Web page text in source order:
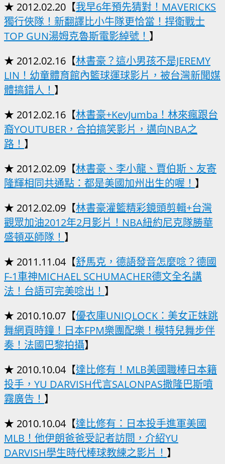
★ 2012.02.20【我早6年預先猜對！MAVERICKS
獨行俠隊！新翻譯比小牛隊更恰當！捍衛戰士
TOP GUN湯姆克魯斯電影綽號！ 】
★ 2012.02.16【林書豪？這小男孩不是JEREMY
LIN！幼童體育館內籃球運球影片，被台灣新聞媒
體搞錯人！ 】
★ 2012.02.16【林書豪+KevJumba！林來瘋跟台
裔YOUTUBER，合拍搞笑影片，邁向NBA之
路！ 】
★ 2012.02.09【林書豪、李小龍、賈伯斯、友寄
隆輝相同共通點：都是美國加州出生的喔！ 】
★ 2012.02.09【林書豪灌籃精彩鏡頭剪輯+台灣
觀眾加油2012年2月影片！NBA紐約尼克隊勝華
盛頓巫師隊！ 】
★ 2011.11.04【舒馬克，德語發音怎麼唸？德國
F-1車神MICHAEL SCHUMACHER德文全名講
法！台語可完美唸出！ 】
★ 2010.10.07【優衣庫UNIQLOCK：美女正妹跳
舞網頁時鐘！日本FPM樂團配樂！模特兒舞步伴
奏！法國巴黎拍攝】
★ 2010.10.04【達比修有！MLB美國職棒日本籍
投手，YU DARVISH代言SALONPAS撒隆巴斯噴
霧廣告！ 】
★ 2010.10.04【達比修有：日本投手進軍美國
MLB！他伊朗爸爸受記者訪問，介紹YU
DARVISH學生時代棒球教練之影片！ 】